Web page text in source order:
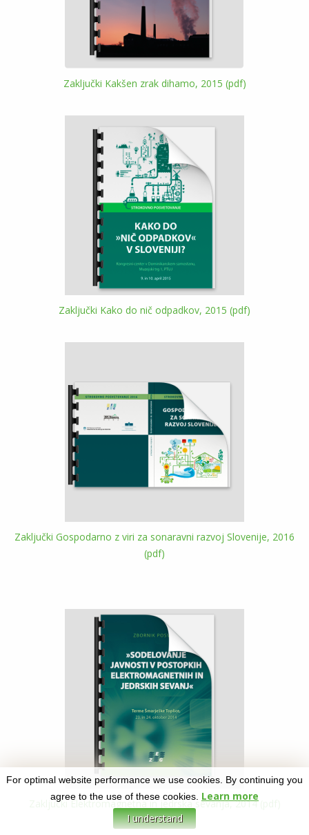
Zaključki Kakšen zrak dihamo, 2015 (pdf)
Zaključki Kako do nič odpadkov, 2015 (pdf)
Zaključki Gospodarno z viri za sonaravni razvoj Slovenije, 2016
(pdf)
Zaključki Elektromagnetna in jedrska sevanja, 2014 (pdf)
For optimal website performance we use cookies. By continuing you
agree to the use of these cookies. Learn more
I understand